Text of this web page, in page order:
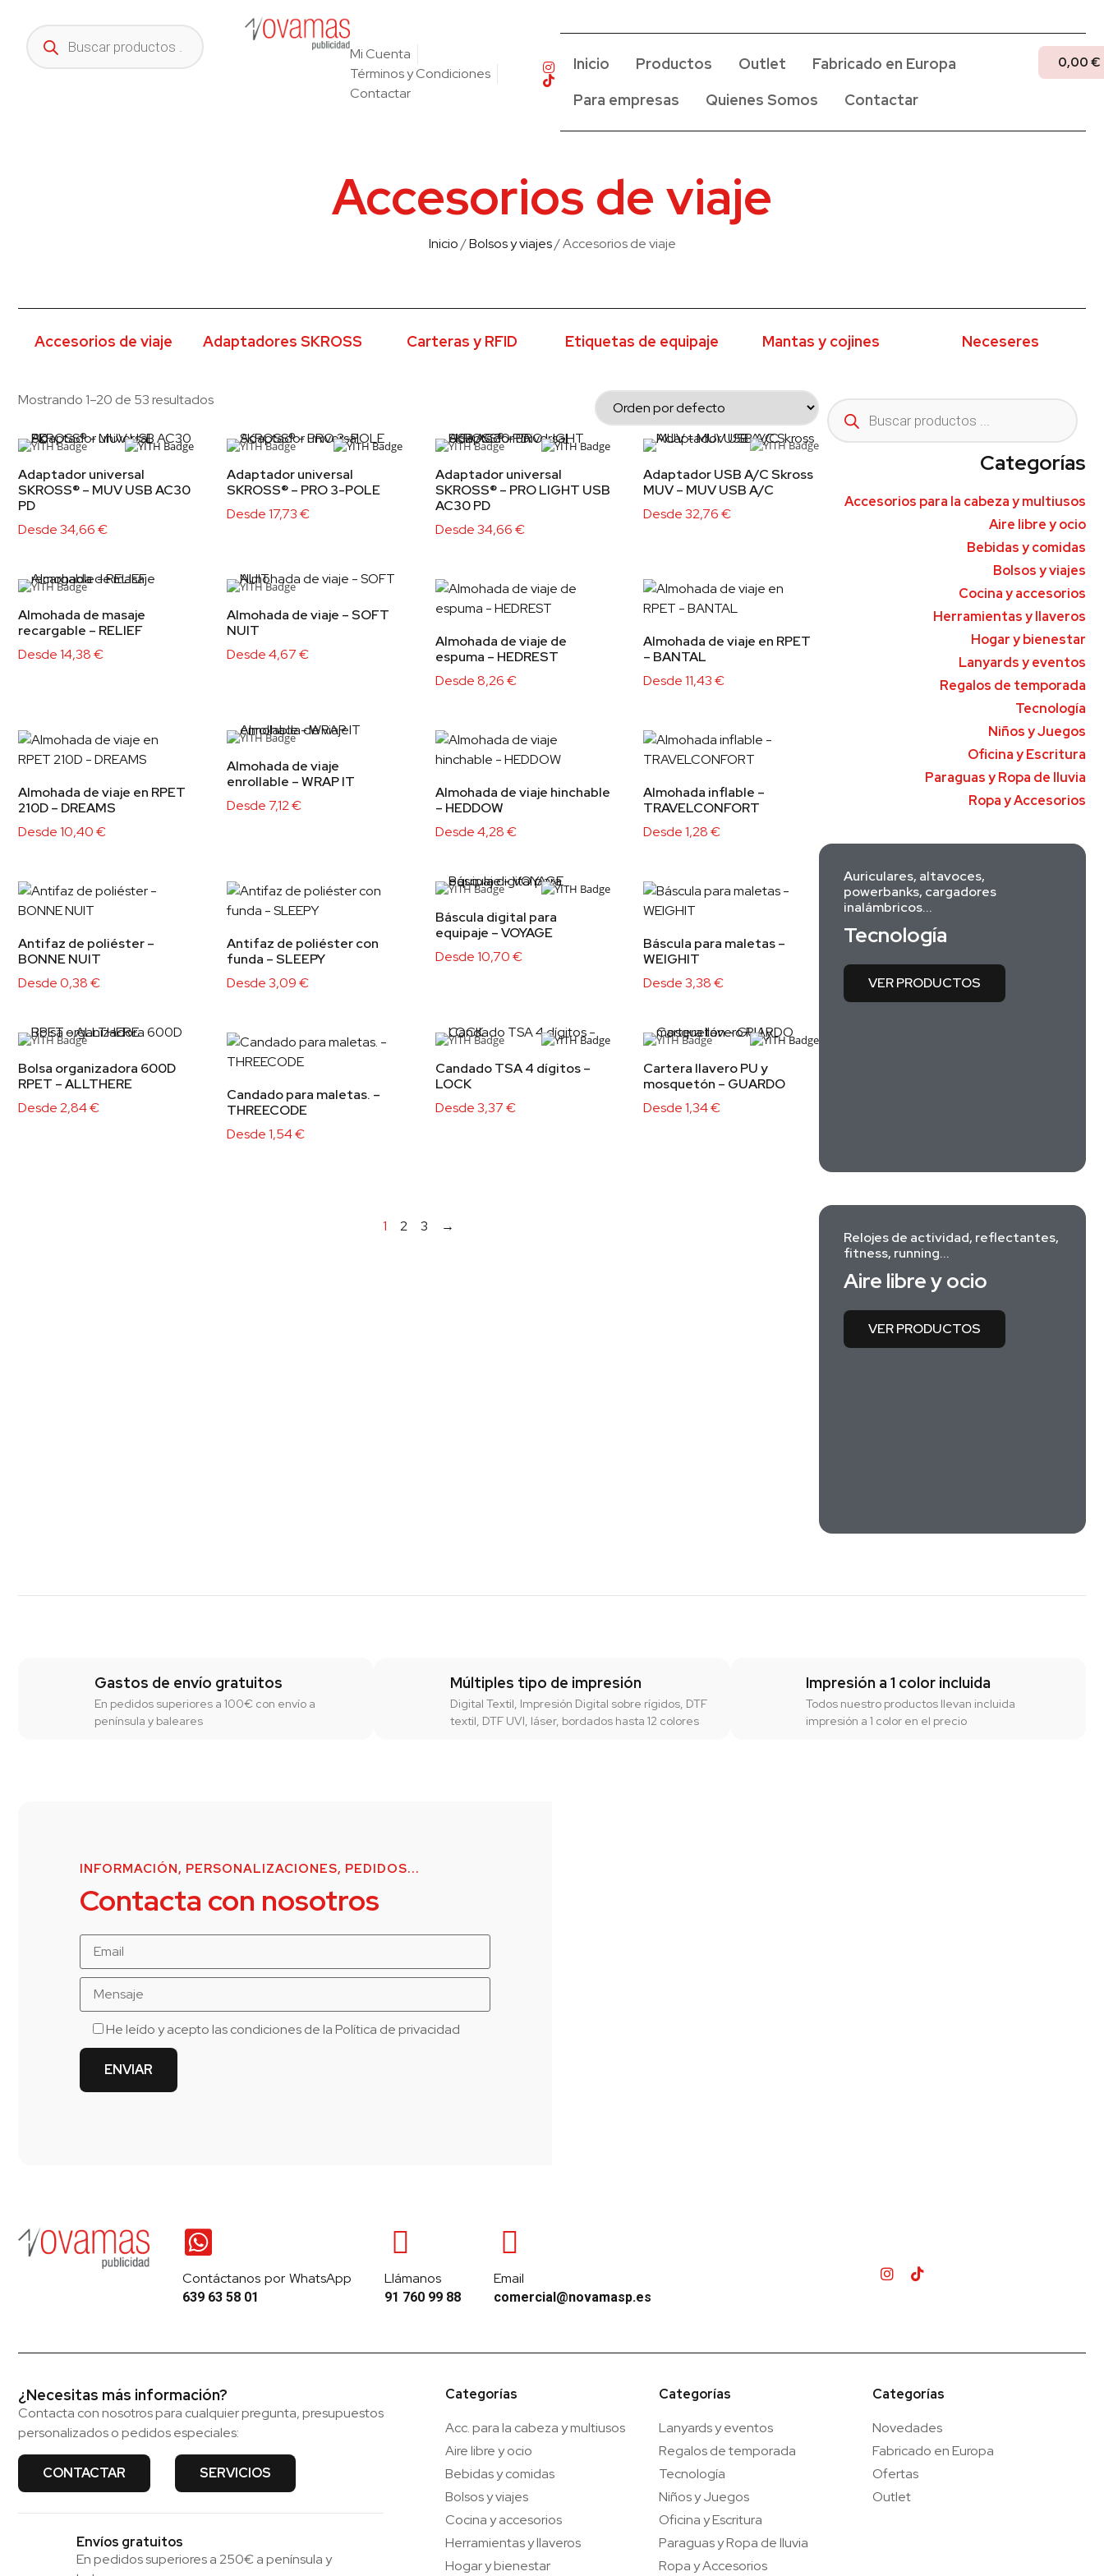
Mi Cuenta
Términos y Condiciones
Contactar
Inicio Productos Outlet
Fabricado en Europa
Para empresas
Quienes Somos Contactar
0,00 €
Accesorios de viaje
Inicio/Bolsos y viajes/ Accesorios de viaje
Accesorios de viaje Adaptadores SKROSS Carteras y RFID Etiquetas de equipaje Mantas y cojines Neceseres
Mostrando 1–20 de 53 resultados
Adaptador universal
SKROSS® – MUV USB AC30
PD
Desde34,66€
Adaptador universal
SKROSS® – PRO 3-POLE
Desde17,73€
Adaptador universal
SKROSS® – PRO LIGHT USB
AC30 PD
Desde34,66€
Adaptador USB A/C Skross
MUV – MUV USB A/C
Desde32,76€
Almohada de masaje
recargable – RELIEF
Desde14,38€
Almohada de viaje – SOFT
NUIT
Desde4,67€
Almohada de viaje de
espuma – HEDREST
Desde8,26€
Almohada de viaje en RPET
– BANTAL
Desde11,43€
Almohada de viaje en RPET
210D – DREAMS
Desde10,40€
Almohada de viaje
enrollable – WRAP IT
Desde 7,12€
Almohada de viaje hinchable
– HEDDOW
Desde4,28€
Almohada inflable –
TRAVELCONFORT
Desde1,28€
Antifaz de poliéster –
BONNE NUIT
Desde0,38€
Antifaz de poliéster con
funda – SLEEPY
Desde3,09€
Báscula digital para
equipaje – VOYAGE
Desde10,70€
Báscula para maletas –
WEIGHIT
Desde3,38€
Bolsa organizadora 600D
RPET – ALLTHERE
Desde2,84€
Candado para maletas. –
THREECODE
Desde1,54€
Candado TSA 4 dígitos –
LOCK
Desde3,37€
Cartera llavero PU y
mosquetón – GUARDO
Desde1,34€
1 2 3 →
Categorías
Accesorios para la cabeza y multiusos
Aire libre y ocio
Bebidas y comidas
Bolsos y viajes
Cocina y accesorios
Herramientas y llaveros
Hogar y bienestar
Lanyards y eventos
Regalos de temporada
Tecnología
Niños y Juegos
Oficina y Escritura
Paraguas y Ropa de lluvia
Ropa y Accesorios
Auriculares, altavoces,
powerbanks, cargadores
inalámbricos...
Tecnología
VER PRODUCTOS
Relojes de actividad, reflectantes,
fitness, running...
Aire libre y ocio
VER PRODUCTOS
Gastos de envío gratuitos
En pedidos superiores a 100€ con envío a
península y baleares
Múltiples tipo de impresión
Digital Textil, Impresión Digital sobre rígidos, DTF
textil, DTF UVI, láser, bordados hasta 12 colores
Impresión a 1 color incluida
Todos nuestro productos llevan incluida
impresión a 1 color en el precio
INFORMACIÓN, PERSONALIZACIONES, PEDIDOS...
Contacta con nosotros
He leído y acepto las condiciones de laPolítica de privacidad
Contáctanos por WhatsApp
639 63 58 01
Llámanos
91 760 99 88
Email
comercial@novamasp.es
¿Necesitas más información?
Contacta con nosotros para cualquier pregunta, presupuestos
personalizados o pedidos especiales:
CONTACTAR SERVICIOS
Envíos gratuitos
En pedidos superiores a 250€ a península y
Categorías
Acc. para la cabeza y multiusos
Aire libre y ocio
Bebidas y comidas
Bolsos y viajes
Cocina y accesorios
Herramientas y llaveros
Hogar y bienestar
Categorías
Lanyards y eventos
Regalos de temporada
Tecnología
Niños y Juegos
Oficina y Escritura
Paraguas y Ropa de lluvia
Ropa y Accesorios
Categorías
Novedades
Fabricado en Europa
Ofertas
Outlet